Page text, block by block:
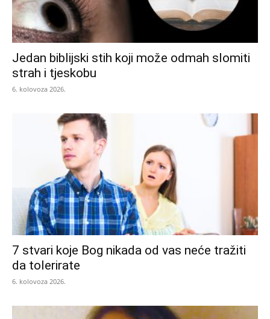
Jedan biblijski stih koji može odmah slomiti
strah i tjeskobu
6. kolovoza 2026.
7 stvari koje Bog nikada od vas neće tražiti
da tolerirate
6. kolovoza 2026.